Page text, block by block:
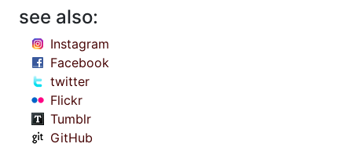
see also:
Instagram
Facebook
twitter
Flickr
Tumblr
GitHub